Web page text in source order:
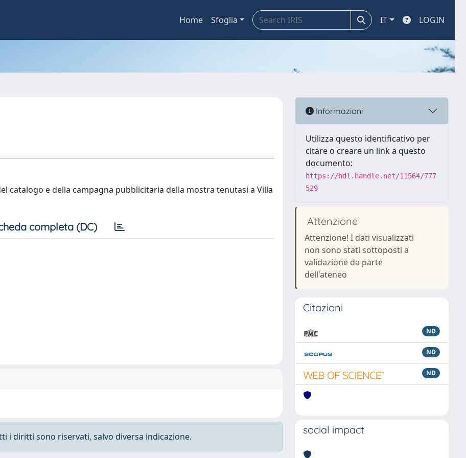
Home Sfoglia IT LOGIN
catalogo e della campagna pubblicitaria della mostra tenutasi a Villa
completa (DC)
i diritti sono riservati, salvo diversa indicazione.
Informazioni
Utilizza questo identificativo per
citare o creare un link a questo
documento:
https://hdl.handle.net/11564/777
529
Attenzione
Attenzione! I dati visualizzati
non sono stati sottoposti a
validazione da parte
dell'ateneo
Citazioni
ND
ND
ND
social impact